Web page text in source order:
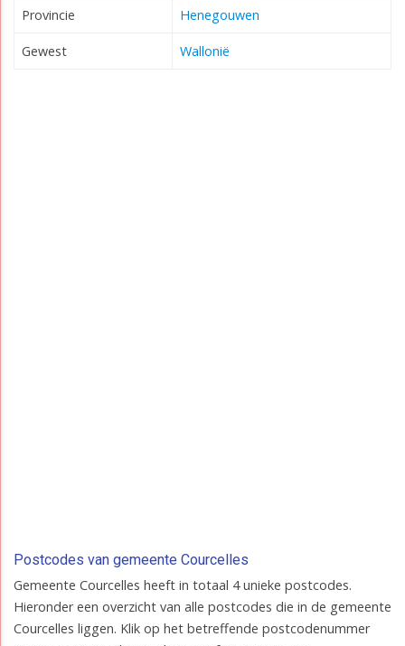
Provincie Henegouwen
Gewest Wallonië
Postcodes van gemeente Courcelles
Gemeente Courcelles heeft in totaal 4 unieke postcodes.
Hieronder een overzicht van alle postcodes die in de gemeente
Courcelles liggen. Klik op het betreffende postcodenummer